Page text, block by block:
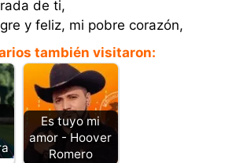
de ti,
y feliz, mi pobre corazón,
también visitaron:
Es tuyo mi
amor - Hoover
Romero